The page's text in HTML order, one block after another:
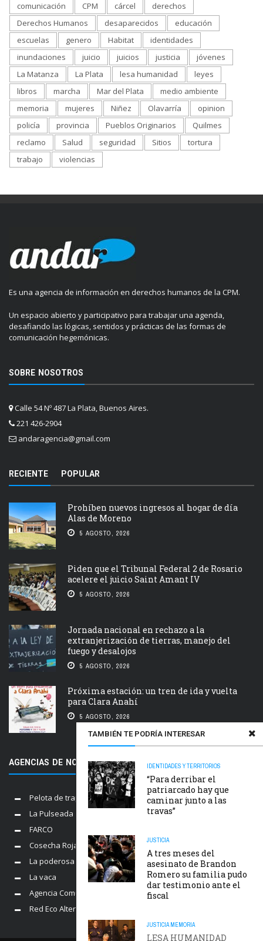
TAMBIÉN TE PODRÍA INTERESAR
IDENTIDADES Y TERRITORIOS
“Para derribar el
patriarcado hay que
caminar junto a las
travas”
JUSTICIA
A tres meses del
asesinato de Brandon
Romero su familia pudo
dar testimonio ante el
fiscal
JUSTICIA MEMORIA
LESA HUMANIDAD
comunicación
CPM cárcel
derechos
Derechos Humanos
desaparecidos
educación
escuelas
genero Habitat
identidades
inundaciones
juicio juicios justicia
jóvenes
La Matanza
La Plata lesa humanidad
leyes
libros
marcha Mar del Plata
medio ambiente
memoria
mujeres Niñez Olavarría
opinion
policía
provincia Pueblos Originarios
Quilmes
reclamo
Salud seguridad Sitios
tortura
trabajo
violencias
Es una agencia de información en derechos humanos de la CPM.
Un espacio abierto y participativo para trabajar una agenda,
desafiando las lógicas, sentidos y prácticas de las formas de
comunicación hegemónicas.
SOBRE NOSOTROS
Calle 54 Nº 487 La Plata, Buenos Aires.
221 426-2904
andaragencia@gmail.com
RECIENTE POPULAR
Prohíben nuevos ingresos al hogar de día
Alas de Moreno
5 AGOSTO, 2026
Piden que el Tribunal Federal 2 de Rosario
acelere el juicio Saint Amant IV
5 AGOSTO, 2026
Jornada nacional en rechazo a la
extranjerización de tierras, manejo del
fuego y desalojos
5 AGOSTO, 2026
Próxima estación: un tren de ida y vuelta
para Clara Anahí
5 AGOSTO, 2026
AGENCIAS DE NOTICIAS AMIGAS
Pelota de trapo
La Pulseada
FARCO
Cosecha Roja
La poderosa
La vaca
Agencia Comunica
Red Eco Alternativo